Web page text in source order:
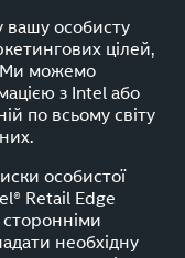
вашу особисту
цілей,
Ми можемо
з Intel або
по всьому світу
особистої
Retail Edge
необхідну